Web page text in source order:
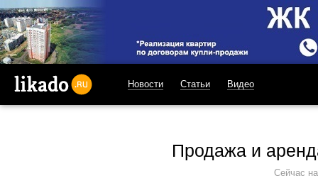
Новости Статьи Видео
Продажа и
Сейчас